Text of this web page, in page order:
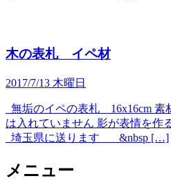
木の表札 イペ材
2017/7/13 木曜日
無垢のイペの表札 16x16cm 素
は入れていません 影が表情を作
埼玉県に送ります &nbsp […]
メニュー